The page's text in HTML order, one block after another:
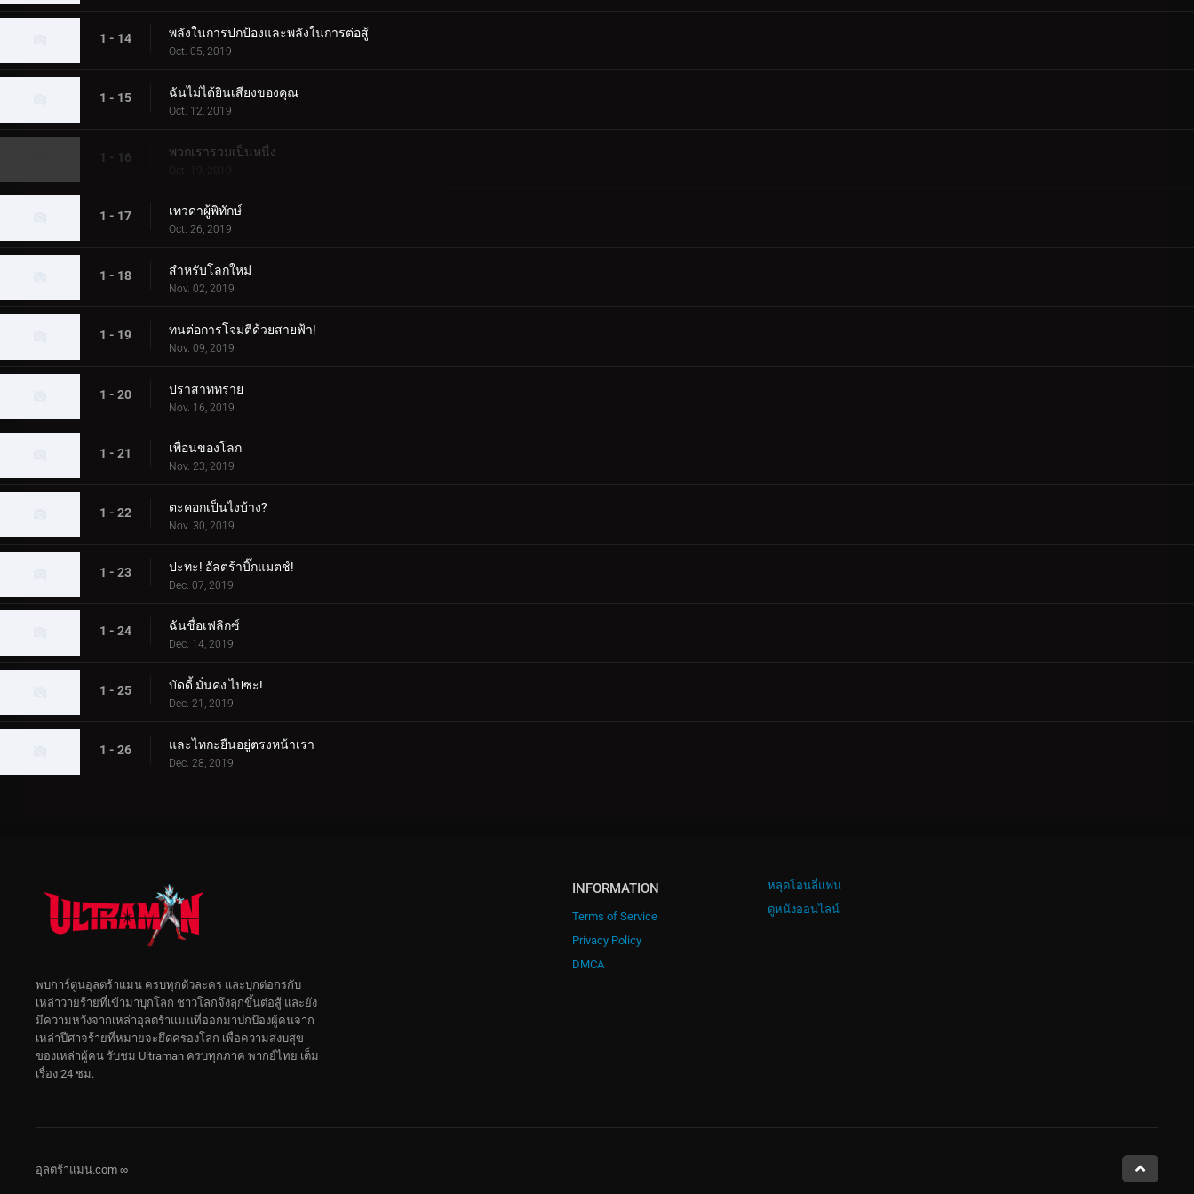
1 - 14 พลังในการปกป้องและพลังในการต่อสู้
Oct. 05, 2019
1 - 15 ฉันไม่ได้ยินเสียงของคุณ
Oct. 12, 2019
1 - 16 พวกเรารวมเป็นหนึ่ง
Oct. 19, 2019
1 - 17 เทวดาผู้พิทักษ์
Oct. 26, 2019
1 - 18 สำหรับโลกใหม่
Nov. 02, 2019
1 - 19 ทนต่อการโจมตีด้วยสายฟ้า!
Nov. 09, 2019
1 - 20 ปราสาททราย
Nov. 16, 2019
1 - 21 เพื่อนของโลก
Nov. 23, 2019
1 - 22 ตะคอกเป็นไงบ้าง?
Nov. 30, 2019
1 - 23 ปะทะ! อัลตร้าบิ๊กแมตช์!
Dec. 07, 2019
1 - 24 ฉันชื่อเฟลิกซ์
Dec. 14, 2019
1 - 25 บัดดี้ มั่นคง ไปซะ!
Dec. 21, 2019
1 - 26 และไทกะยืนอยู่ตรงหน้าเรา
Dec. 28, 2019
INFORMATION
Terms of Service
Privacy Policy
DMCA
หลุดโอนลี่แฟน
ดูหนังออนไลน์
พบการ์ตูนอุลตร้าแมน ครบทุกตัวละคร และบุกต่อกรกับ
เหล่าวายร้ายที่เข้ามาบุกโลก ชาวโลกจึงลุกขึ้นต่อสู้ และยัง
มีความหวังจากเหล่าอุลตร้าแมนที่ออกมาปกป้องผู้คนจาก
เหล่าปีศาจร้ายที่หมายจะยึดครองโลก เพื่อความสงบสุข
ของเหล่าผู้คน รับชม Ultraman ครบทุกภาค พากย์ไทย เต็ม
เรื่อง 24 ชม.
อุลตร้าแมน.com ∞